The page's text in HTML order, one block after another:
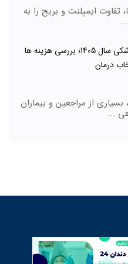
تفاوت ایمپلنت و بریج را به
تعرفه دندانپزشکی سال 1405؛ بررسی هزینه ها
درمان
در سال 1405، بسیاری از مراجعین و بیماران
...